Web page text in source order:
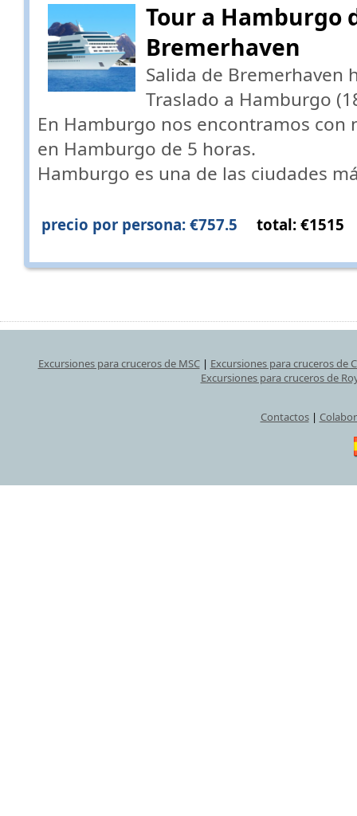
Tour a Hamburgo
Bremerhaven
Salida de Bremerhaven
Traslado a Hamburgo
En Hamburgo nos encontramos con
en Hamburgo de 5 horas.
Hamburgo es una de las ciudades
precio por persona: €757.5 total: €1515
Excursiones para cruceros de MSC| Excursiones para cruceros de
Excursiones para cruceros de
Contactos|